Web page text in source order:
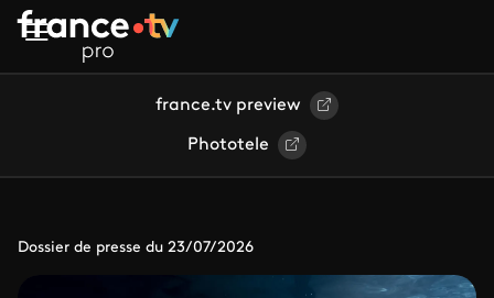
Aller au contenu principal
france.tv preview
Phototele
Dossier de presse du 23/07/2026